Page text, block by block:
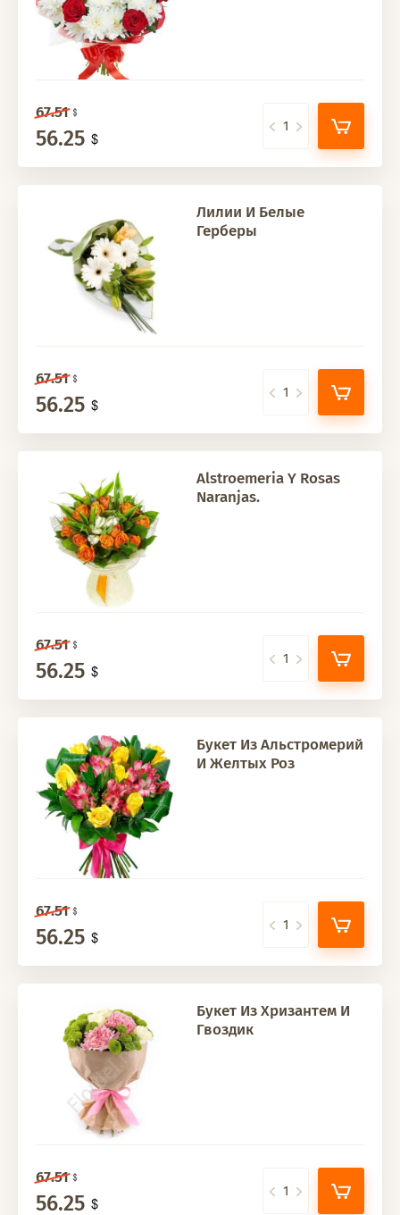
67.51
56.25
Лилии И Белые
Герберы
67.51
56.25
Alstroemeria Y Rosas
Naranjas.
67.51
56.25
Букет Из Альстромерий
И Желтых Роз
67.51
56.25
Букет Из Хризантем И
Гвоздик
67.51
56.25